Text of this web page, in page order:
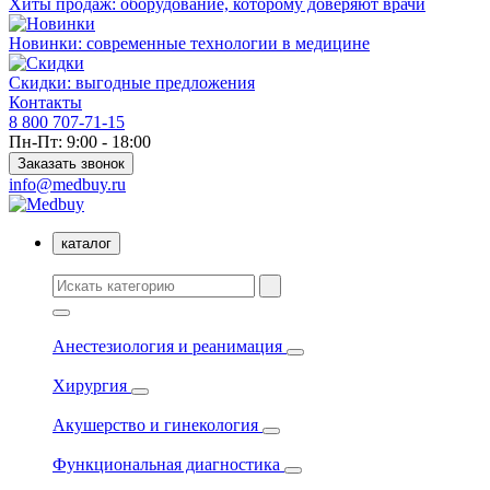
Хиты продаж: оборудование, которому доверяют врачи
Новинки: современные технологии в медицине
Скидки: выгодные предложения
Контакты
8 800 707-71-15
Пн-Пт: 9:00 - 18:00
Заказать звонок
info@medbuy.ru
каталог
Анестезиология и реанимация
Хирургия
Акушерство и гинекология
Функциональная диагностика